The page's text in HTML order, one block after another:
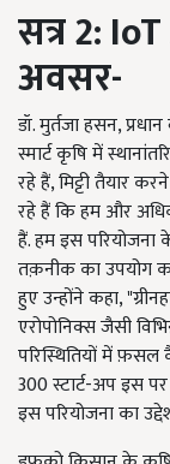
सत्र 2: IoT
अवसर-
डॉ. मुर्तजा हसन,
स्मार्ट कृषि में
रहे हैं, मिट्टी तैयार
रहे हैं कि हम और
हैं. हम इस
तक़नीक का उपयोग
हुए उन्होंने कहा,
एरोपोनिक्स जैसी
परिस्थितियों में
300 स्टार्ट-अप इस
इस परियोजना का